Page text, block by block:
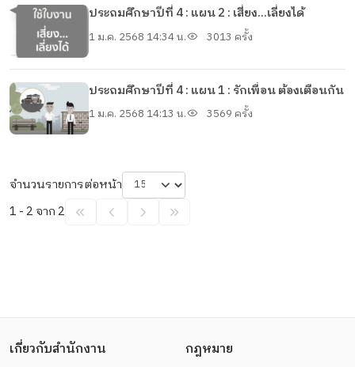
ประถมศึกษาปีที่ 4 : แผน 2 : เสี่ยง...เลี่ยงได้
1 ม.ค. 2568 14:34 น. 3013 ครั้ง
ประถมศึกษาปีที่ 4 : แผน 1 : รักเพื่อน ต้องเตือนกัน
1 ม.ค. 2568 14:13 น. 3569 ครั้ง
จำนวนรายการต่อหน้า
1 - 2 จาก 2
เกี่ยวกับสำนักงาน กฎหมาย